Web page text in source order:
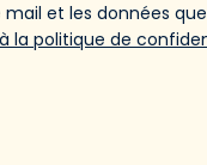
et les données
à la politique de